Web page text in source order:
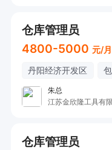
仓库管理员
4800-5000 元/月
丹阳经济开发区
朱总
江苏金欣隆工具有
仓库管理员